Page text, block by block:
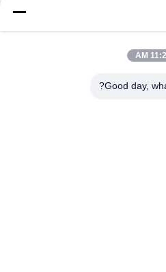
11:29
Good day,